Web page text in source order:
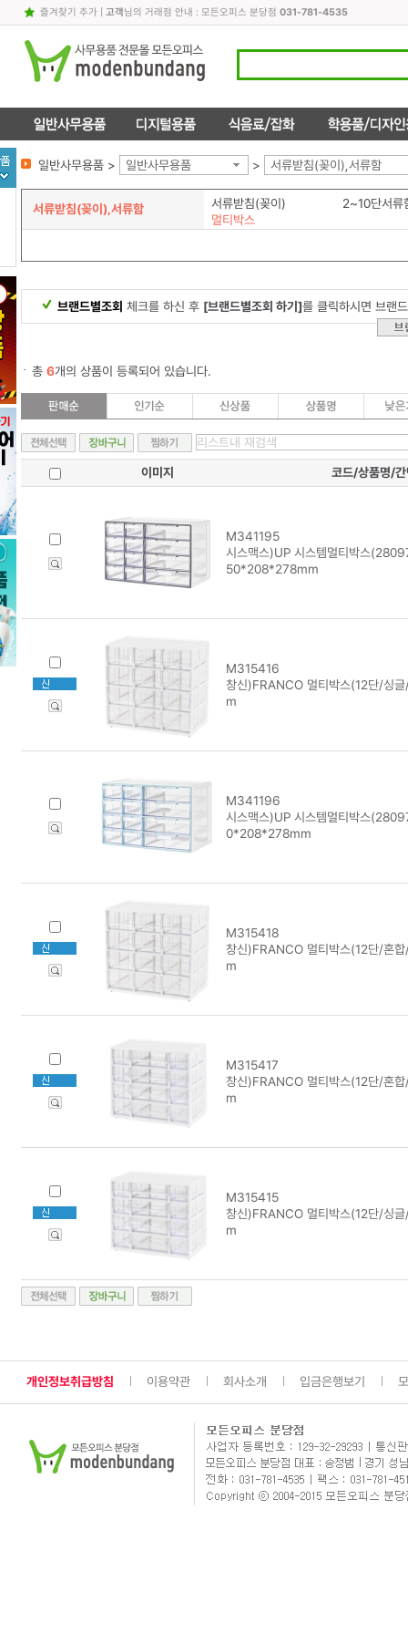
즐겨찾기 추가| 고객님의 거래점 안내 : 모든오피스 분당점 031-781-4535
일반사무용품 > 일반사무용품 > 서류받침(꽂이),서류함
서류받침(꽂이),서류함 서류받침(꽂이)
2~10단서류
멀티박스
브랜드별조회 체크를 하신 후 [브랜드별조회 하기]를 클릭하시면 브랜
총 6개의 상품이 등록되어 있습니다.
이미지 코드/상품명/간
M341195
시스맥스)UP 시스템멀티박스
50*208*278mm
M315416
창신)FRANCO 멀티박스(12단/
m
M341196
시스맥스)UP 시스템멀티박스
0*208*278mm
M315418
창신)FRANCO 멀티박스(12단/혼
m
M315417
창신)FRANCO 멀티박스(12단/혼
m
M315415
창신)FRANCO 멀티박스(12단/
m
개인정보취급방침 이용약관 회사소개 입금은행보기